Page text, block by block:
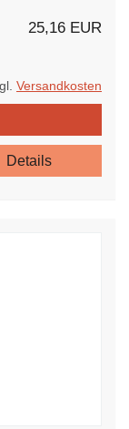
25,16 EUR
Versandkosten